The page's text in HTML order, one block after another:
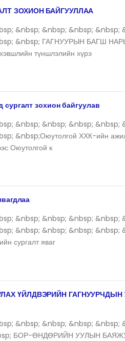
ЗОХИОН БАЙГУУЛЛАА
&nbsp; &nbsp; &nbsp; &nbsp;
&nbsp; ГАГНУУРЫН БАГШ
түншлэлийн хүрэ
зохион байгуулав
&nbsp; &nbsp; &nbsp; &nbsp;
&nbsp;Оюутолгой ХХК-ийн
Оюутолгой к
&nbsp; &nbsp; &nbsp; &nbsp;
&nbsp; &nbsp; &nbsp; &nbsp;
сургалт яваг
ҮЙЛДВЭРИЙН
&nbsp; &nbsp; &nbsp; &nbsp;
БОР-ӨНДӨРИЙН УУЛЫН